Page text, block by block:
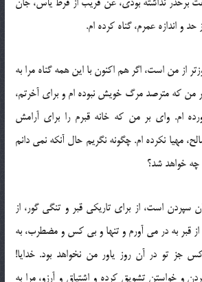
و اندازه عمرم، گناه کرده ام.
از من است، اگر هم اکنون با این همه گناه مرا به
که مترصد مرگ خویش نبوده ام و برای آخرتم،
ام. وای بر من که خانه قبرم را برای آرامش
مهیا نکرده ام. چگونه نگریم حال آنکه نمی دانم
چه خواهد شد؟
سپردن است، از برای تاریکی قبر و تنگی گور، از
قبر به در می آورم و تنها و بی کس و مضطرب، به
تو در آن روز یاور من نخواهد بود. خدایا!
و خواستن تشویق کرده و اشتیاق و آرزو، مرا به